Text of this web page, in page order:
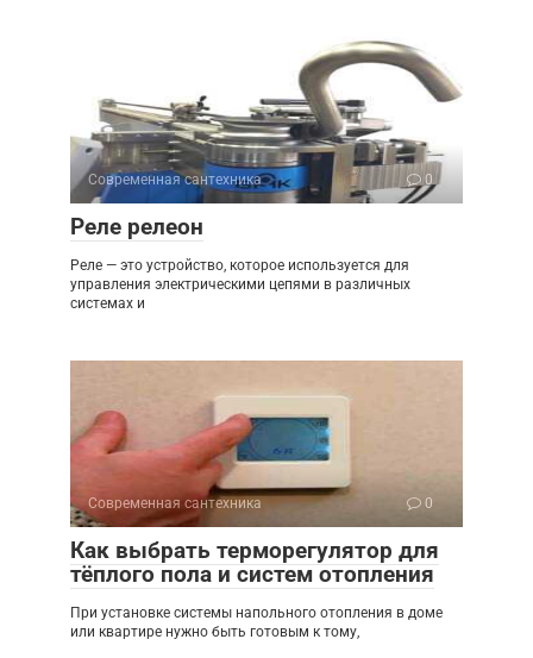
Современная сантехника 0
Реле релеон
Реле — это устройство, которое используется для
управления электрическими цепями в различных
системах и
Современная сантехника 0
Как выбрать терморегулятор для
тёплого пола и систем отопления
При установке системы напольного отопления в доме
или квартире нужно быть готовым к тому,